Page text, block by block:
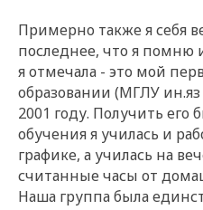
Примерно также я себя
последнее, что я помню
я отмечала - это мой
образовании (МГЛУ
2001 году. Получить его
обучения я училась и
графике, а училась на
считанные часы от
Наша группа была